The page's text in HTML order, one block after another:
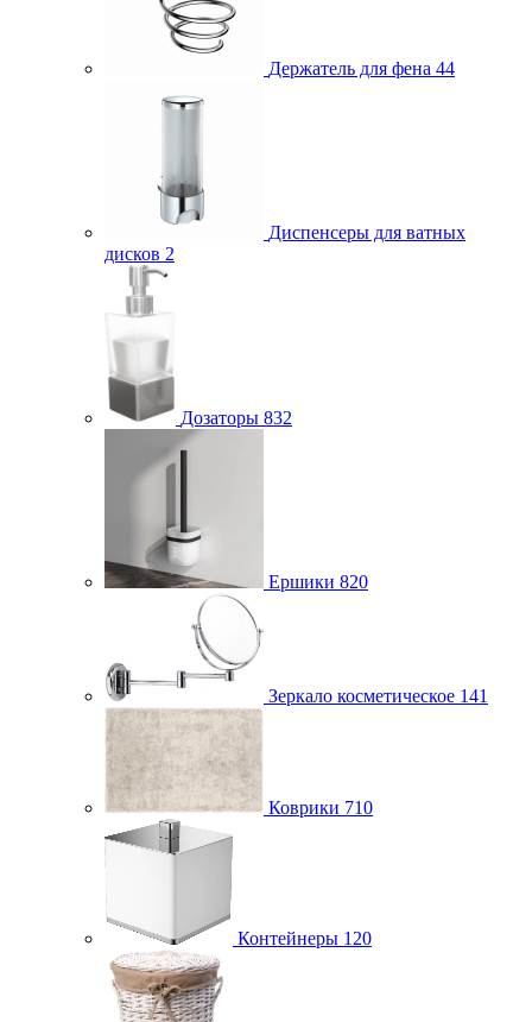
Держатель для фена 44
Диспенсеры для ватных
дисков 2
Дозаторы 832
Ершики 820
Зеркало косметическое 141
Коврики 710
Контейнеры 120